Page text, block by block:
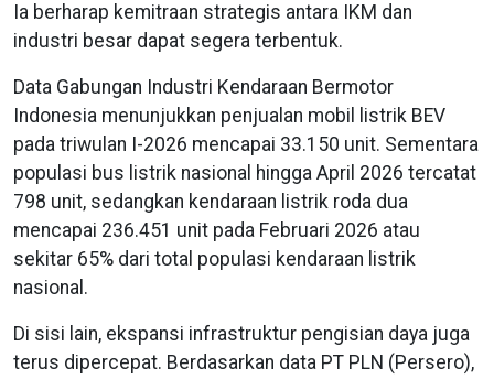
Ia berharap kemitraan strategis antara IKM dan
industri besar dapat segera terbentuk.
Data Gabungan Industri Kendaraan Bermotor
Indonesia menunjukkan penjualan mobil listrik BEV
pada triwulan I-2026 mencapai 33.150 unit. Sementara
populasi bus listrik nasional hingga April 2026 tercatat
798 unit, sedangkan kendaraan listrik roda dua
mencapai 236.451 unit pada Februari 2026 atau
sekitar 65% dari total populasi kendaraan listrik
nasional.
Di sisi lain, ekspansi infrastruktur pengisian daya juga
terus dipercepat. Berdasarkan data PT PLN (Persero),